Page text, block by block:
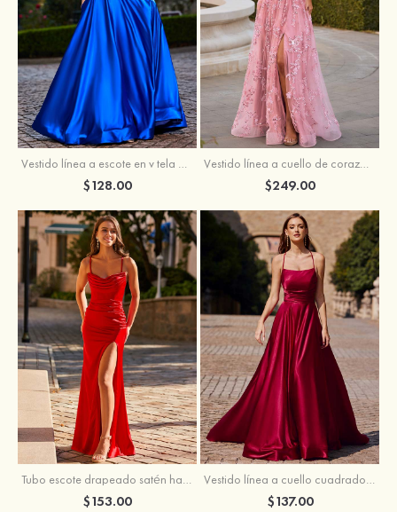
Vestido línea a escote en v tela charmeuse hasta el suelo vestido de graduación
$128.00
Vestido línea a cuello de corazón tul cola de barrido vestido de graduación
$249.00
Tubo escote drapeado satén hasta el suelo vestido de graduación
$153.00
Vestido línea a cuello cuadrado tela charmeuse barrer tren vestido de graduación
$137.00